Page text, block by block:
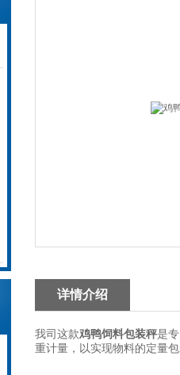
详情介绍
我司这款鸡鸭饲料包装秤是
重计量，以实现物料的定量